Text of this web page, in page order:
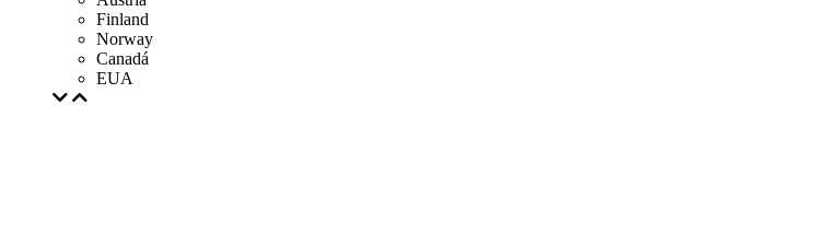
Finland
Norway
Canadá
EUA